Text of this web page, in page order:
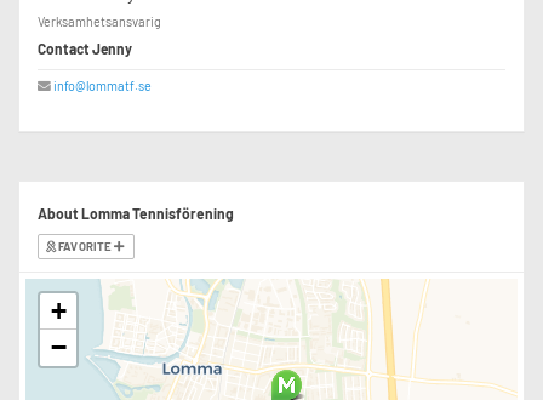
Verksamhetsansvarig
Contact Jenny
info@lommatf.se
About Lomma Tennisförening
FAVORITE
+
−